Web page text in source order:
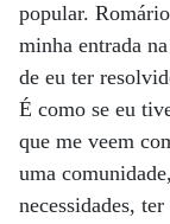
popular.
minha entrada
de eu ter
É como se eu
que me veem
uma
necessidades,